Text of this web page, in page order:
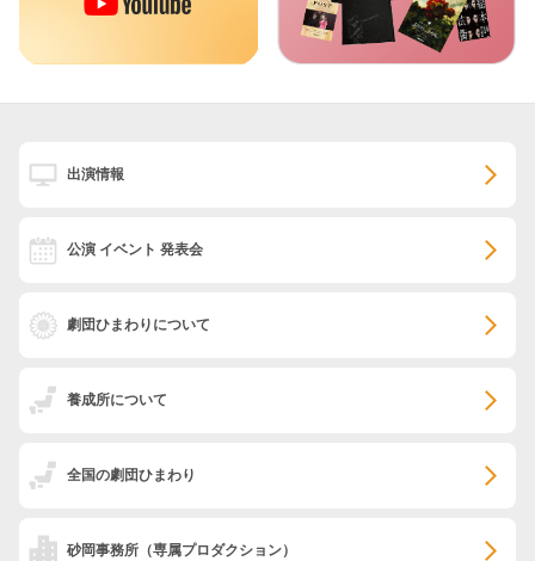
出演情報
公演 イベント 発表会
劇団ひまわりについて
養成所について
全国の劇団ひまわり
砂岡事務所 （専属プロダクション）